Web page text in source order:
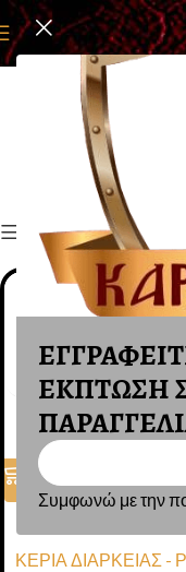
ΕΚΠΤΩΣΗ
Συμφωνώ με την
Αρχική σελίδα
ΚΕΡΙΑ ΔΙΑΡΚΕΙΑΣ -
ΚΕΡΙΑ
Φίλτρα
Κερί Αφιέρωσης
Ημερών Λευκό/
ΚΕΡΙΑ ΔΙΑΡΚΕΙΑΣ -